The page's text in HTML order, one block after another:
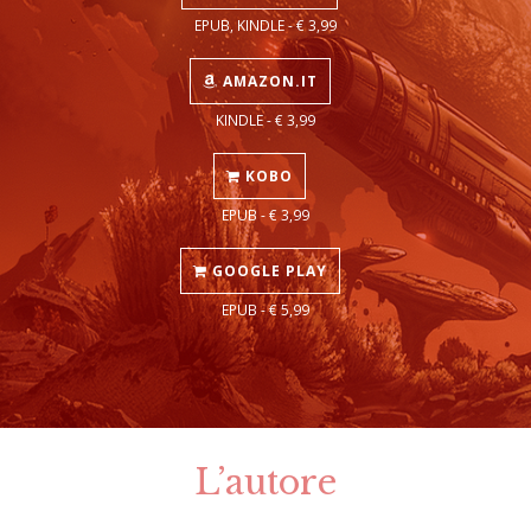
EPUB, KINDLE - € 3,99
AMAZON.IT
KINDLE - € 3,99
KOBO
EPUB - € 3,99
GOOGLE PLAY
EPUB - € 5,99
L’autore